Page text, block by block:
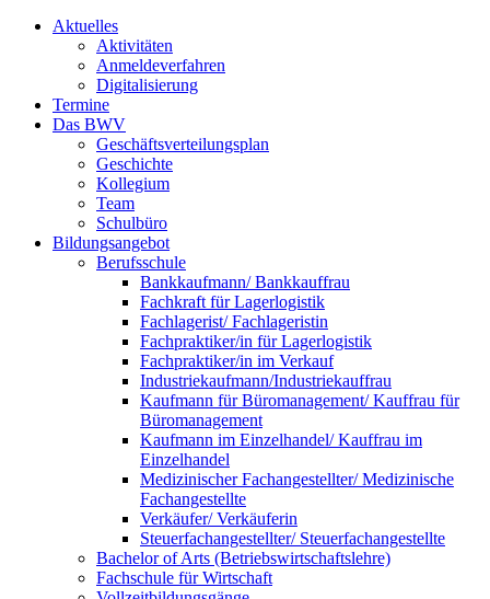
Aktuelles
Aktivitäten
Anmeldeverfahren
Digitalisierung
Termine
Das BWV
Geschäftsverteilungsplan
Geschichte
Kollegium
Team
Schulbüro
Bildungsangebot
Berufsschule
Bankkaufmann/ Bankkauffrau
Fachkraft für Lagerlogistik
Fachlagerist/ Fachlageristin
Fachpraktiker/in für Lagerlogistik
Fachpraktiker/in im Verkauf
Industriekaufmann/Industriekauffrau
Kaufmann für Büromanagement/ Kauffrau für
Büromanagement
Kaufmann im Einzelhandel/ Kauffrau im
Einzelhandel
Medizinischer Fachangestellter/ Medizinische
Fachangestellte
Verkäufer/ Verkäuferin
Steuerfachangestellter/ Steuerfachangestellte
Bachelor of Arts (Betriebswirtschaftslehre)
Fachschule für Wirtschaft